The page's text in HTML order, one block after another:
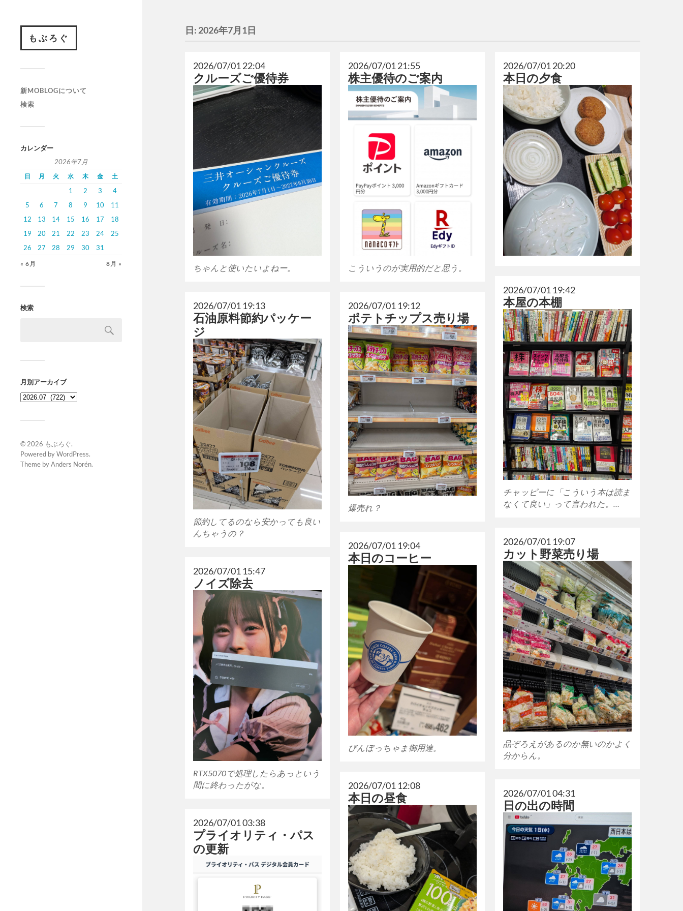
もぶろぐ
新MOBLOGについて
検索
カレンダー
2026年7月
日 月 火 水 木 金 土
1 2 3
4
5
6 7 8 9 10
11
12
13 14 15 16 17
18
19
20 21 22 23 24
25
26
27 28 29 30 31
« 6月 8月 »
検索
月別アーカイブ
© 2026 もぶろぐ.
Powered byWordPress.
Theme byAnders Norén.
日: 2026年7月1日
2026/07/01 22:04
クルーズご優待券
ちゃんと使いたいよねー。
2026/07/01 21:55
株主優待のご案内
こういうのが実用的だと思う。
2026/07/01 20:20
本日の夕食
2026/07/01 19:42
本屋の本棚
チャッピーに「こういう本は読ま
なくて良い」って言われた。…
2026/07/01 19:13
石油原料節約パッケー
ジ
節約してるのなら安かっても良い
んちゃうの？
2026/07/01 19:12
ポテトチップス売り場
爆売れ？
2026/07/01 19:07
カット野菜売り場
品ぞろえがあるのか無いのかよく
分からん。
2026/07/01 19:04
本日のコーヒー
びんぼっちゃま御用達。
2026/07/01 15:47
ノイズ除去
RTX5070で処理したらあっという
間に終わったがな。
2026/07/01 12:08
本日の昼食 2026/07/01 04:31
日の出の時間
2026/07/01 03:38
プライオリティ・パス
の更新